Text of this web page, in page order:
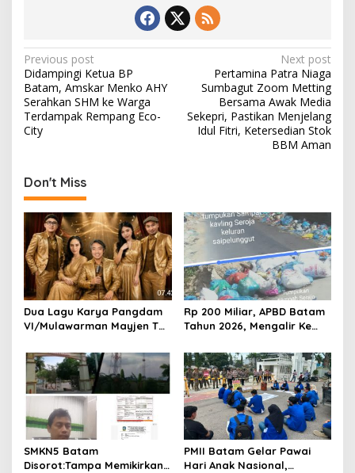
P
o
s
t
a
v
i
g
a
t
i
o
n
Previous post
Didampingi Ketua BP
Batam, Amskar Menko AHY
Serahkan SHM ke Warga
Terdampak Rempang Eco-
City
Next post
Pertamina Patra Niaga
Sumbagut Zoom Metting
Bersama Awak Media
Sekepri, Pastikan Menjelang
Idul Fitri, Ketersedian Stok
BBM Aman
Don't Miss
Dua Lagu Karya Pangdam
VI/Mulawarman Mayjen TNI
Singing Competition HUT
Ke-81 RI
Rp 200 Miliar, APBD Batam
Tahun 2026, Mengalir Ke
Batam, Belum Berhasil
Bereskan Sampah
SMKN5 Batam
Disorot:Tampa Memikirkan
PMII Batam Gelar Pawai
Hari Anak Nasional,